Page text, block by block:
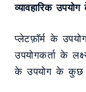
व्यावहारिक
प्लेटफ़ॉर्म के
उपयोगकर्ता के
के उपयोग के कुछ